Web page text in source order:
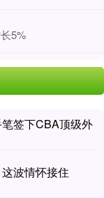
5%
签下CBA顶级外
波情怀接住